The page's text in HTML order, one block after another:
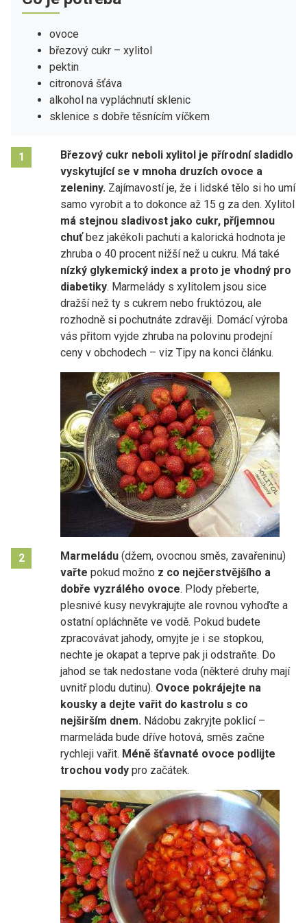
ovoce
březový cukr – xylitol
pektin
citronová šťáva
alkohol na vypláchnutí sklenic
sklenice s dobře těsnícím víčkem
1
Březový cukr neboli xylitol je přírodní sladidlo
vyskytující se v mnoha druzích ovoce a
zeleniny. Zajímavostí je, že i lidské tělo si ho umí
samo vyrobit a to dokonce až 15 g za den. Xylitol
má stejnou sladivost jako cukr, příjemnou
chuťbez jakékoli pachuti a kalorická hodnota je
zhruba o 40 procent nižší než u cukru. Má také
nízký glykemický index a proto je vhodný pro
diabetiky. Marmelády s xylitolem jsou sice
dražší než ty s cukrem nebo fruktózou, ale
rozhodně si pochutnáte zdravěji. Domácí výroba
vás přitom vyjde zhruba na polovinu prodejní
ceny v obchodech – viz Tipy na konci článku.
2 Marmeládu (džem, ovocnou směs, zavařeninu)
vařte pokud možno z co nejčerstvějšího a
dobře vyzrálého ovoce. Plody přeberte,
plesnivé kusy nevykrajujte ale rovnou vyhoďte a
ostatní opláchněte ve vodě. Pokud budete
zpracovávat jahody, omyjte je i se stopkou,
nechte je okapat a teprve pak ji odstraňte. Do
jahod se tak nedostane voda (některé druhy mají
uvnitř plodu dutinu). Ovoce pokrájejte na
kousky a dejte vařit do kastrolu s co
nejširším dnem. Nádobu zakryjte poklicí –
marmeláda bude dříve hotová, směs začne
rychleji vařit. Méně šťavnaté ovoce podlijte
trochou vody pro začátek.